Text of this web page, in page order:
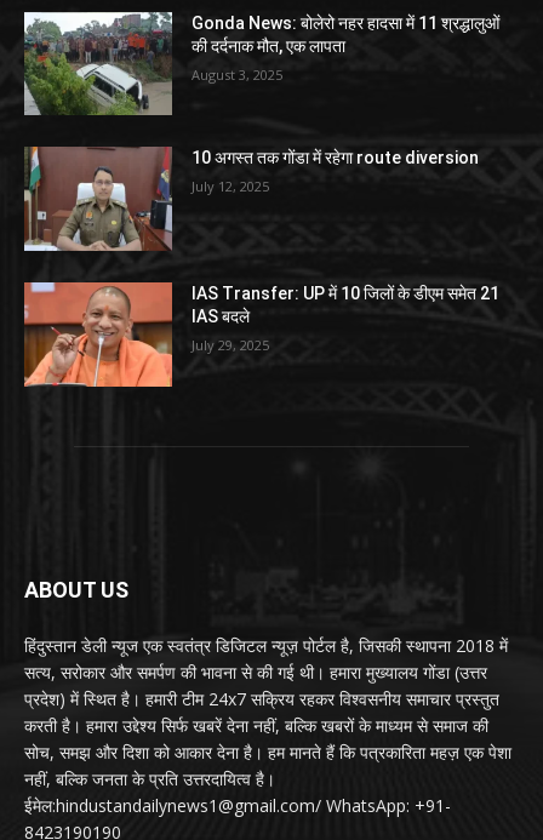
Gonda News: बोलेरो नहर हादसा में 11 श्रद्धालुओं
की दर्दनाक मौत, एक लापता
August 3, 2025
10 अगस्त तक गोंडा में रहेगा route diversion
July 12, 2025
IAS Transfer: UP में 10 जिलों के डीएम समेत 21
IAS बदले
July 29, 2025
ABOUT US
हिंदुस्तान डेली न्यूज एक स्वतंत्र डिजिटल न्यूज़ पोर्टल है, जिसकी स्थापना 2018 में
सत्य, सरोकार और समर्पण की भावना से की गई थी। हमारा मुख्यालय गोंडा (उत्तर
प्रदेश) में स्थित है। हमारी टीम 24x7 सक्रिय रहकर विश्वसनीय समाचार प्रस्तुत
करती है। हमारा उद्देश्य सिर्फ खबरें देना नहीं, बल्कि खबरों के माध्यम से समाज की
सोच, समझ और दिशा को आकार देना है। हम मानते हैं कि पत्रकारिता महज़ एक पेशा
नहीं, बल्कि जनता के प्रति उत्तरदायित्व है।
ईमेल:hindustandailynews1@gmail.com/ WhatsApp: +91-
8423190190